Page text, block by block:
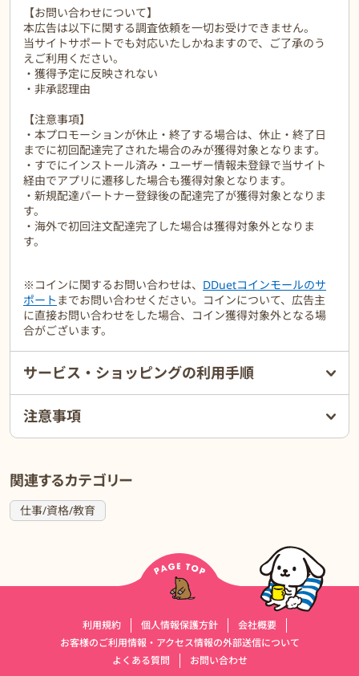
【お問い合わせについて】
本広告は以下に関する調査依頼を一切お受けできません。
当サイトサポートでも対応いたしかねますので、ご了承のう
えご利用ください。
・獲得予定に反映されない
・非承認理由
【注意事項】
・本プロモーションが休止・終了する場合は、休止・終了日
までに初回配達完了された場合のみが獲得対象となります。
・すでにインストール済み・ユーザー情報未登録で当サイト
経由でアプリに遷移した場合も獲得対象となります。
・新規配達パートナー登録後の配達完了が獲得対象となりま
す。
・海外で初回注文配達完了した場合は獲得対象外となりま
す。
※コインに関するお問い合わせは、 DDuetコインモールのサ
ポート までお問い合わせください。コインについて、広告主
に直接お問い合わせをした場合、コイン獲得対象外となる場
合がございます。
サービス・ショッピングの利用手順
注意事項
関連するカテゴリー
仕事/資格/教育
利用規約 個人情報保護方針
会社概要
お客様のご利用情報・アクセス情報の外部送信について
よくある質問
お問い合わせ